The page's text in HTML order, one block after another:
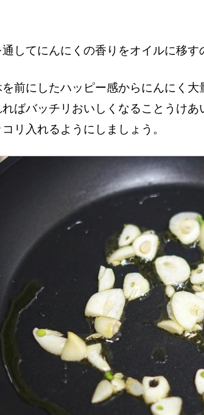
してにんにくの香りをオイルに移す
前にしたハッピー感からにんにく大
ばバッチリおいしくなることうけ
リ入れるようにしましょう。